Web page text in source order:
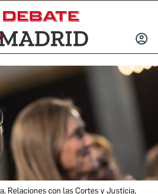
INICIAR
Relaciones con las Cortes y Justicia,